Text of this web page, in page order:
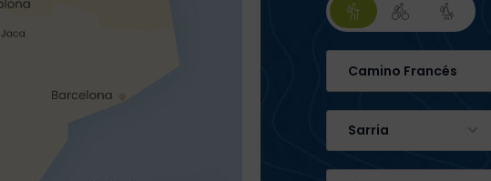
Camino Francés
Sarria